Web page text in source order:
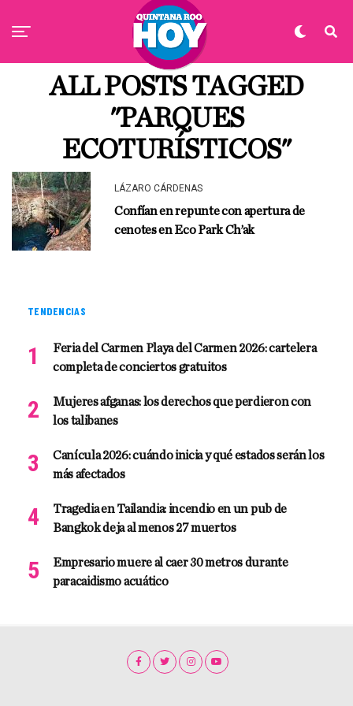
ALL POSTS TAGGED
"PARQUES
ECOTURÍSTICOS"
LÁZARO CÁRDENAS
Confían en repunte con apertura de
cenotes en Eco Park Ch’ak
TENDENCIAS
Feria del Carmen Playa del Carmen 2026: cartelera
completa de conciertos gratuitos
Mujeres afganas: los derechos que perdieron con
los talibanes
Canícula 2026: cuándo inicia y qué estados serán los
más afectados
Tragedia en Tailandia: incendio en un pub de
Bangkok deja al menos 27 muertos
Empresario muere al caer 30 metros durante
paracaidismo acuático